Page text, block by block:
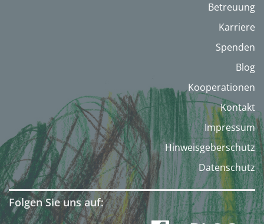
Betreuung
Karriere
Spenden
Blog
Kooperationen
Kontakt
Impressum
Hinweisgeberschutz
Datenschutz
Folgen Sie uns auf: